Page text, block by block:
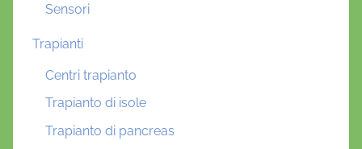
Sensori
Trapianti
Centri trapianto
Trapianto di isole
Trapianto di pancreas